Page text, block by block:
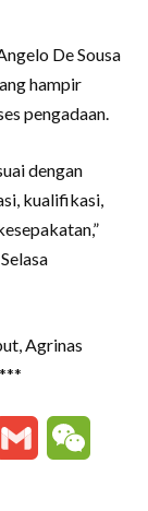
De Sousa
hampir
pengadaan.
dengan
kualifikasi,
Agrinas
Gmail